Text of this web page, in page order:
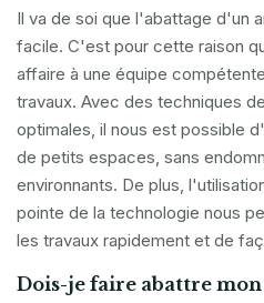
Il va de soi que l'abattage d'un
facile. C'est pour cette raison
affaire à une équipe
travaux. Avec des techniques
optimales, il nous est possible
de petits espaces, sans
environnants. De plus,
pointe de la technologie nous
les travaux rapidement et de
Dois-je faire abattre mon